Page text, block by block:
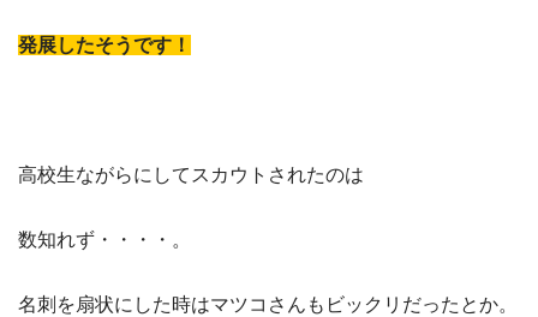
発展したそうです！
高校生ながらにしてスカウトされたのは
数知れず・・・・。
名刺を扇状にした時はマツコさんもビックリだったとか。